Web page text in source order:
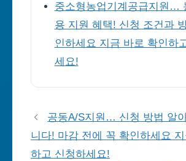
중소형농업기계공급지원…
용 지원 혜택! 신청 조건과
인하세요 지금 바로 확인하
세요!
공동A/S지원… 신청 방법 알
니다! 마감 전에 꼭 확인하세요
하고 신청하세요!